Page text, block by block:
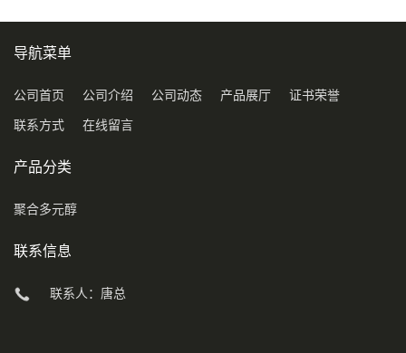
导航菜单
公司首页 公司介绍 公司动态 产品展厅 证书荣誉
联系方式 在线留言
产品分类
聚合多元醇
联系信息
联系人：唐总